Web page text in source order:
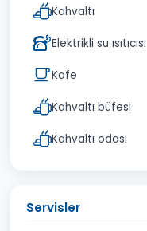
Kahvaltı
Elektrikli su ısıtıcısı
Kafe
Kahvaltı büfesi
Kahvaltı odası
Servisler